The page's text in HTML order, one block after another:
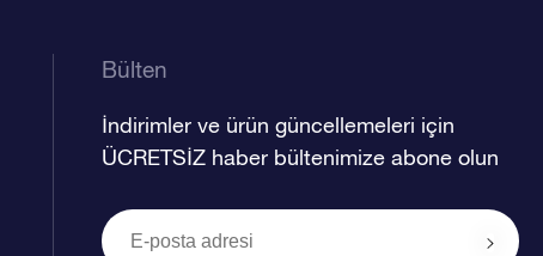
Bülten
İndirimler ve ürün güncellemeleri için
ÜCRETSİZ haber bültenimize abone olun